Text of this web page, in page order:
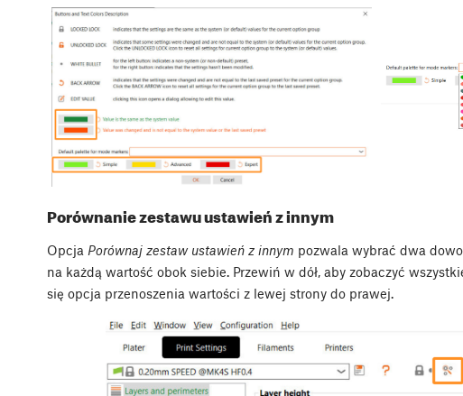
Porównanie zestawu ustawień z innym
Opcja Porównaj zestaw ustawień z innym pozwala wybrać dwa
na każdą wartość obok siebie. Przewiń w dół, aby zobaczyć
się opcja przenoszenia wartości z lewej strony do prawej.